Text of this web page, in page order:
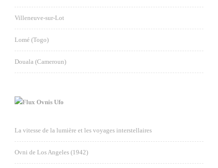
Villeneuve-sur-Lot
Lomé (Togo)
Douala (Cameroun)
Ovnis Ufo
La vitesse de la lumière et les voyages interstellaires
Ovni de Los Angeles (1942)